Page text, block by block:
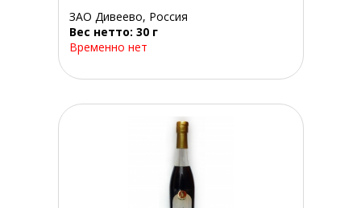
ЗАО Дивеево, Россия
Вес нетто: 30 г
Временно нет